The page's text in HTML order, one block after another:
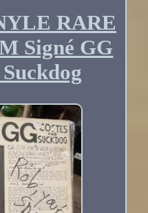
RARE
Signé GG